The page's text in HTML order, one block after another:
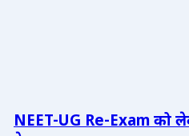
NEET-UG Re-Exam को